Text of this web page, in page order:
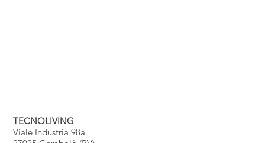
TECNOLIVING
Viale Industria 98a